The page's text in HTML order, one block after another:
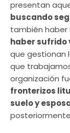
presentan
buscando
también haber
haber sufrido
que gestionan
que
organización
fronterizos
suelo y
posteriormente